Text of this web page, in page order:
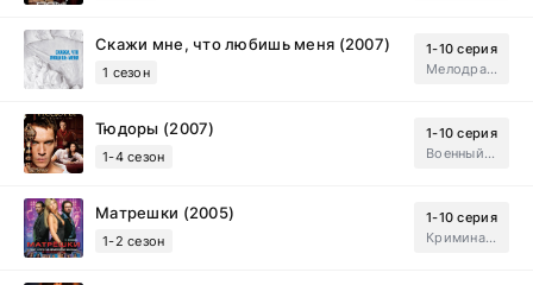
Скажи мне, что любишь меня (2007)
1 сезон
1-10 серия
Мелодрама, Драма
Тюдоры (2007)
1-4 сезон
1-10 серия
Военный, Исторический, Зарубежный, Мелодрама, Драма
Матрешки (2005)
1-2 сезон
1-10 серия
Криминал, Драма